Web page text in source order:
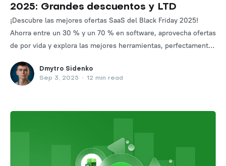
2025: Grandes descuentos y LTD
¡Descubre las mejores ofertas SaaS del Black Friday 2025!
Ahorra entre un 30 % y un 70 % en software, aprovecha ofertas
de por vida y explora las mejores herramientas, perfectamente
negocios.Dmytro Sidenko
Sep 3, 2025
• 12 min read